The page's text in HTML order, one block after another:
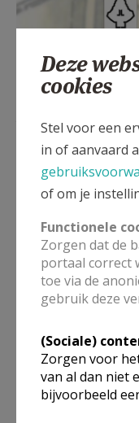
Verrebroek kerk
Deze
cookies
Stel voor een
in of aanvaard
of om je
Functionele
Zorgen dat de
portaal correct
toe via de
gebruik deze
(Sociale)
Zorgen voor
van al dan niet
bijvoorbeeld